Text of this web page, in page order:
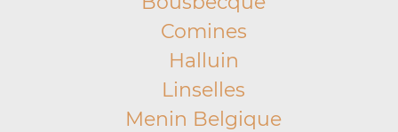
Comines
Halluin
Linselles
Menin Belgique